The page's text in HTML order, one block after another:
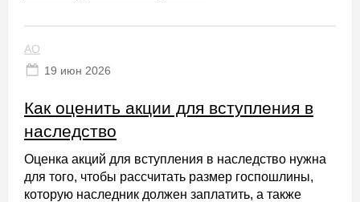
АО
19 июн 2026
Как оценить акции для вступления в
наследство
Оценка акций для вступления в наследство нужна
для того, чтобы рассчитать размер госпошлины,
которую наследник должен заплатить, а также